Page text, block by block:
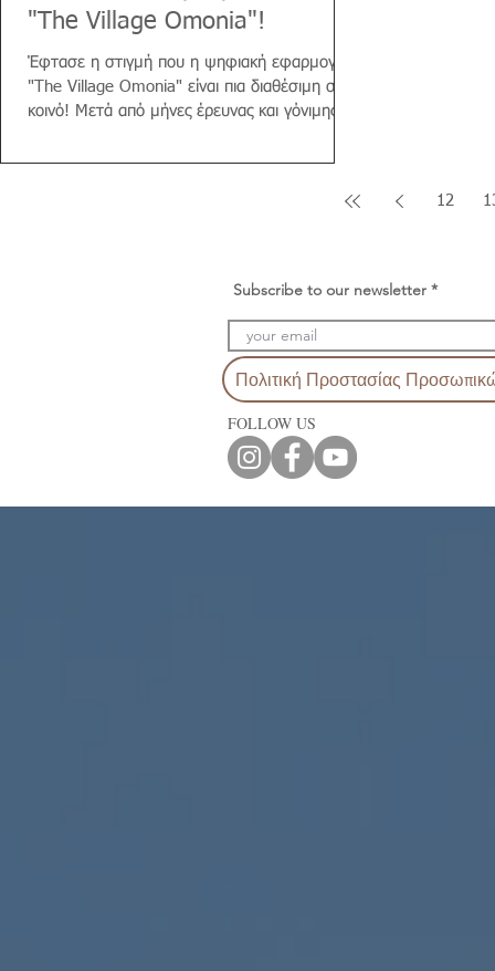
"The Village Omonia"!
Έφτασε η στιγμή που η ψηφιακή εφαρμογή
"The Village Omonia" είναι πια διαθέσιμη στο
κοινό! Μετά από μήνες έρευνας και γόνιμης...
12
Subscribe to our newsletter
Πολιτική Προστασίας
FOLLOW US